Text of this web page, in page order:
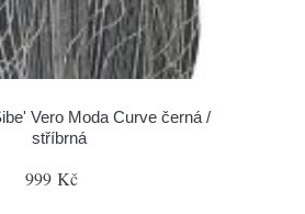
Vero Moda Curve černá /
stříbrná
999 Kč